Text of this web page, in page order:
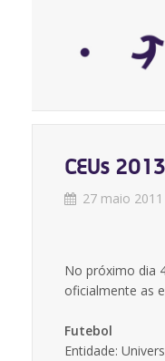
CEUs
27 maio 2011
No próximo dia
oficialmente as
Futebol
Entidade: